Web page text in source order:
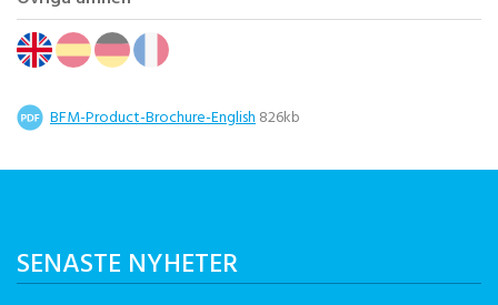
BFM-Product-Brochure-English826kb
SENASTE NYHETER